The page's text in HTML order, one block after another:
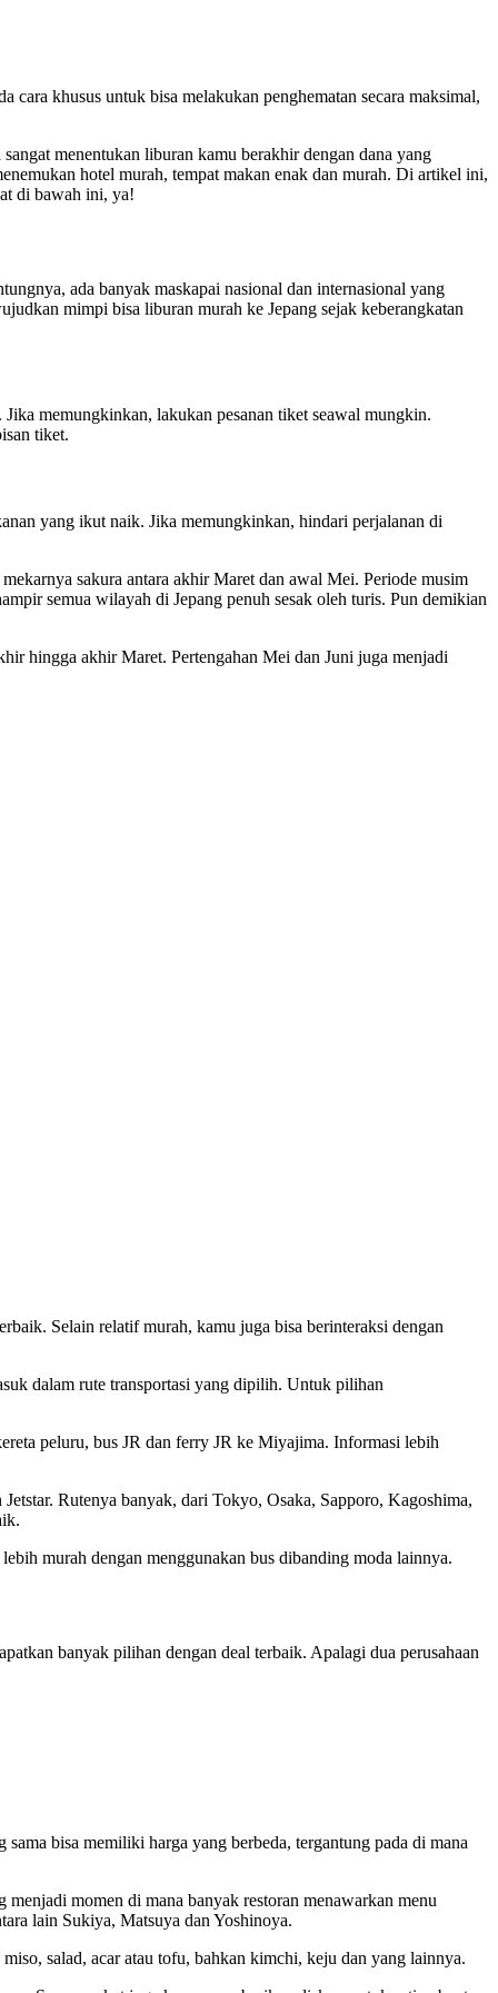
khusus untuk bisa melakukan penghematan secara maksimal,
menentukan liburan kamu berakhir dengan dana yang
hotel murah, tempat makan enak dan murah. Di artikel ini,
di bawah ini, ya!
ada banyak maskapai nasional dan internasional yang
mimpi bisa liburan murah ke Jepang sejak keberangkatan
memungkinkan, lakukan pesanan tiket seawal mungkin.
tiket.
yang ikut naik. Jika memungkinkan, hindari perjalanan di
sakura antara akhir Maret dan awal Mei. Periode musim
semua wilayah di Jepang penuh sesak oleh turis. Pun demikian
hingga akhir Maret. Pertengahan Mei dan Juni juga menjadi
Selain relatif murah, kamu juga bisa berinteraksi dengan
dalam rute transportasi yang dipilih. Untuk pilihan
peluru, bus JR dan ferry JR ke Miyajima. Informasi lebih
Rutenya banyak, dari Tokyo, Osaka, Sapporo, Kagoshima,
murah dengan menggunakan bus dibanding moda lainnya.
banyak pilihan dengan deal terbaik. Apalagi dua perusahaan
bisa memiliki harga yang berbeda, tergantung pada di mana
momen di mana banyak restoran menawarkan menu
lain Sukiya, Matsuya dan Yoshinoya.
salad, acar atau tofu, bahkan kimchi, keju dan yang lainnya.